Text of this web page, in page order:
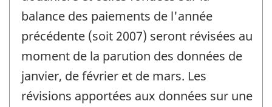
balance des paiements de l'année
précédente (soit 2007) seront révisées au
moment de la parution des données de
janvier, de février et de mars. Les
révisions apportées aux données sur une